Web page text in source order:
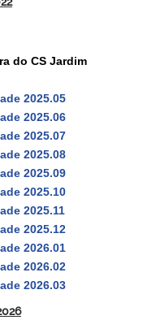
do CS Jardim
2025.05
2025.06
2025.07
2025.08
2025.09
2025.10
2025.11
2025.12
2026.01
2026.02
2026.03